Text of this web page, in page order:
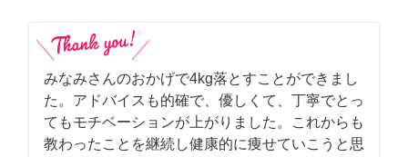
みなみさんのおかげで4kg落とすことができまし
た。アドバイスも的確で、優しくて、丁寧でとっ
てもモチベーションが上がりました。これからも
教わったことを継続し健康的に痩せていこうと思